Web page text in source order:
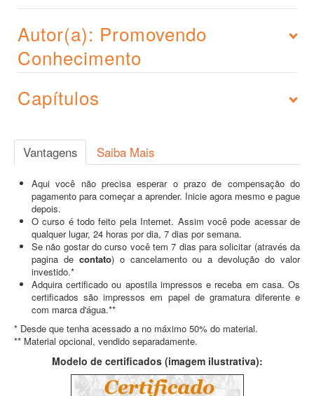
Autor(a): Promovendo
Conhecimento
Capítulos
Vantagens Saiba Mais
Aqui você não precisa esperar o prazo de compensação do
pagamento para começar a aprender. Inicie agora mesmo e pague
depois.
O curso é todo feito pela Internet. Assim você pode acessar de
qualquer lugar, 24 horas por dia, 7 dias por semana.
Se não gostar do curso você tem 7 dias para solicitar (através da
pagina de contato) o cancelamento ou a devolução do valor
investido.*
Adquira certificado ou apostila impressos e receba em casa. Os
certificados são impressos em papel de gramatura diferente e
com marca d'água.**
* Desde que tenha acessado a no máximo 50% do material.
** Material opcional, vendido separadamente.
Modelo de certificados (imagem ilustrativa):